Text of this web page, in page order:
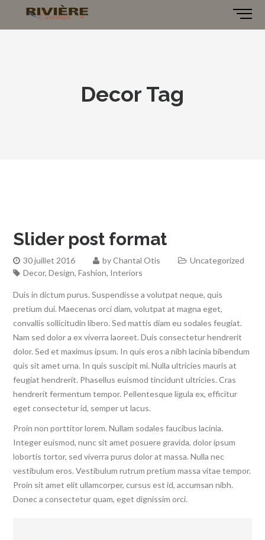
Decor Tag
Slider post format
30 juillet 2016 byChantal Otis
Uncategorized
Decor,Design,Fashion, Interiors
Duis in dictum purus. Suspendisse a volutpat neque, quis
pretium dui. Maecenas orci diam, volutpat at magna eget,
convallis sollicitudin libero. Sed mattis diam eu sodales feugiat.
Nam sed dolor a ex viverra laoreet. Duis consectetur hendrerit
dolor. Sed et maximus ipsum. In quis eros a nibh lacinia bibendum
quis sit amet urna. In quis suscipit mi. Nulla ultricies mauris at
feugiat hendrerit. Phasellus euismod tincidunt ultricies. Cras
hendrerit fermentum tempor. Pellentesque ligula ex, efficitur
eget consectetur id, semper ut lacus.
Proin non porttitor lorem. Nullam sodales faucibus lacinia.
Integer euismod, nunc sit amet posuere gravida, dolor ipsum
lobortis tortor, sed viverra purus dolor at massa. Nulla nec
vestibulum eros. Vestibulum rutrum pretium massa vitae tempor.
Proin sit amet elit ullamcorper, cursus est id, accumsan nibh.
Donec a consectetur quam, eget dignissim orci.